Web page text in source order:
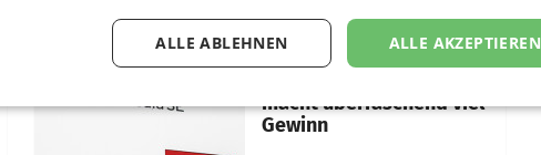
MARKETING & MEDIA
macht überraschend viel
Gewinn
ALLE AKZEPTIEREN
ALLE ABLEHNEN